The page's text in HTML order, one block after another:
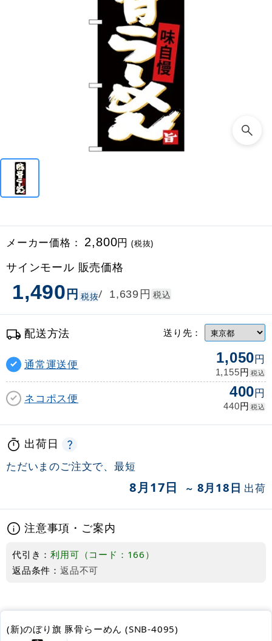
メーカー価格： 2,800円(税抜)
サインモール 販売価格
1,490円 税抜/ 1,639円 税込
配送方法 送り先：
通常運送便 1,050円
1,155円 税込
ネコポス便 400円
440円 税込
出荷日
ただいまのご注文で、最短
8月17日 ～ 8月18日 出荷
注意事項・ご案内
代引き：利用可（コード：166）
返品条件： 返品不可
(新)のぼり旗 豚骨らーめん (SNB-4095)